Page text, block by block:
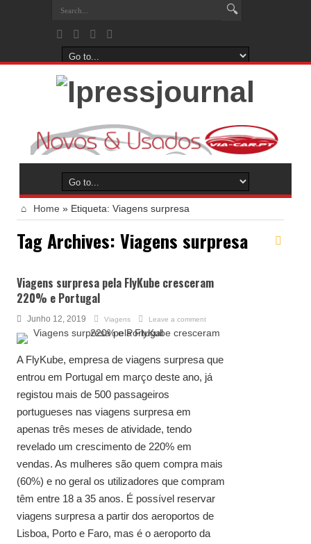
Home » Etiqueta: Viagens surpresa
Tag Archives: Viagens surpresa
Viagens surpresa pela FlyKube cresceram
220% e Portugal
Junho 12, 2019 Viagens Leave a comment
A FlyKube, empresa de viagens surpresa que
entrou em Portugal em março deste ano, já
registou mais de 500 passageiros
portugueses nas viagens surpresa em
apenas três meses de atividade, tendo
revelado um crescimento de 220% em
vendas. As mulheres são quem compra mais
(60%) e no geral os utilizadores que compram
têm entre 18 a 35 anos. É possível reservar
viagens surpresa a partir dos aeroportos de
Lisboa, Porto e Faro, mas é o aeroporto da